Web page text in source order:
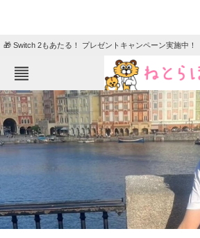
🎁 Switch 2もあたる！ プレゼントキャンペーン実施中！
ねとらぼメニュー
TOP ニュース
エンタメ クイズ
地域
住まい 教育・育児
動物 リサーチ